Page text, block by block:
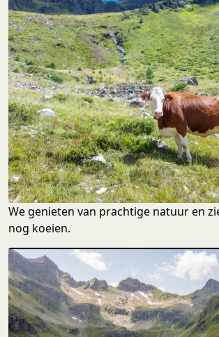
We genieten van prachtige natuur en
nog koeien.